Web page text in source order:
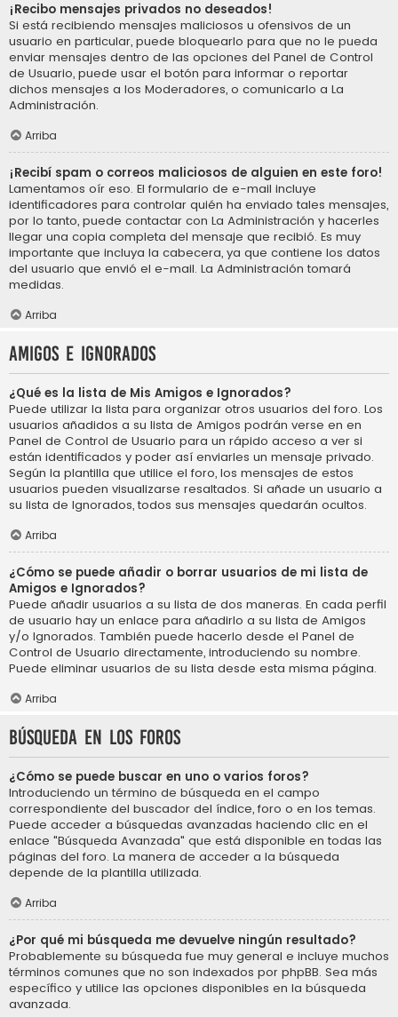
¡Recibo mensajes privados no deseados!
Si está recibiendo mensajes maliciosos u ofensivos de un
usuario en particular, puede bloquearlo para que no le pueda
enviar mensajes dentro de las opciones del Panel de Control
de Usuario, puede usar el botón para informar o reportar
dichos mensajes a los Moderadores, o comunicarlo a La
Administración.
Arriba
¡Recibí spam o correos maliciosos de alguien en este foro!
Lamentamos oír eso. El formulario de e-mail incluye
identificadores para controlar quién ha enviado tales mensajes,
por lo tanto, puede contactar con La Administración y hacerles
llegar una copia completa del mensaje que recibió. Es muy
importante que incluya la cabecera, ya que contiene los datos
del usuario que envió el e-mail. La Administración tomará
medidas.
Arriba
Amigos e Ignorados
¿Qué es la lista de Mis Amigos e Ignorados?
Puede utilizar la lista para organizar otros usuarios del foro. Los
usuarios añadidos a su lista de Amigos podrán verse en en
Panel de Control de Usuario para un rápido acceso a ver si
están identificados y poder así enviarles un mensaje privado.
Según la plantilla que utilice el foro, los mensajes de estos
usuarios pueden visualizarse resaltados. Si añade un usuario a
su lista de Ignorados, todos sus mensajes quedarán ocultos.
Arriba
¿Cómo se puede añadir o borrar usuarios de mi lista de
Amigos e Ignorados?
Puede añadir usuarios a su lista de dos maneras. En cada perfil
de usuario hay un enlace para añadirlo a su lista de Amigos
y/o Ignorados. También puede hacerlo desde el Panel de
Control de Usuario directamente, introduciendo su nombre.
Puede eliminar usuarios de su lista desde esta misma página.
Arriba
Búsqueda en los foros
¿Cómo se puede buscar en uno o varios foros?
Introduciendo un término de búsqueda en el campo
correspondiente del buscador del índice, foro o en los temas.
Puede acceder a búsquedas avanzadas haciendo clic en el
enlace "Búsqueda Avanzada" que está disponible en todas las
páginas del foro. La manera de acceder a la búsqueda
depende de la plantilla utilizada.
Arriba
¿Por qué mi búsqueda me devuelve ningún resultado?
Probablemente su búsqueda fue muy general e incluye muchos
términos comunes que no son indexados por phpBB. Sea más
específico y utilice las opciones disponibles en la búsqueda
avanzada.